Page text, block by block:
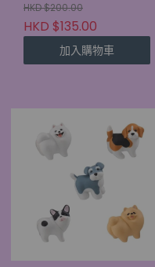
HKD $200.00
HKD $135.00
加入購物車